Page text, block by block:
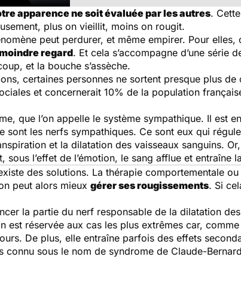
apparence ne soit évaluée par les autres.
plus on vieillit, moins on rougit.
peut perdurer, et même empirer. Pour elles,
regard. Et cela s’accompagne d’une série
et la bouche s’assèche.
certaines personnes ne sortent presque plus de
et concernerait 10% de la population
que l’on appelle le système sympathique. Il est
sont les nerfs sympathiques. Ce sont eux qui
et la dilatation des vaisseaux sanguins.
l’effet de l’émotion, le sang afflue et entraîne
des solutions. La thérapie comportementale
peut alors mieux gérer ses rougissements. Si
la partie du nerf responsable de la dilatation
est réservée aux cas les plus extrêmes car,
De plus, elle entraîne parfois des effets
sous le nom de syndrome de Claude-